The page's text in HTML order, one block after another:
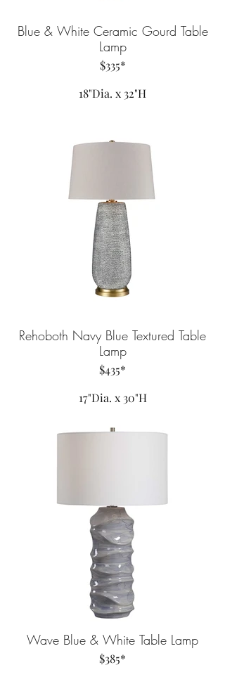
Blue & White Ceramic Gourd Table
Lamp
$335*
18"Dia. x 32"H
Rehoboth Navy Blue Textured Table
Lamp
$435*
17"Dia. x 30"H
Wave Blue & White Table Lamp
$385*